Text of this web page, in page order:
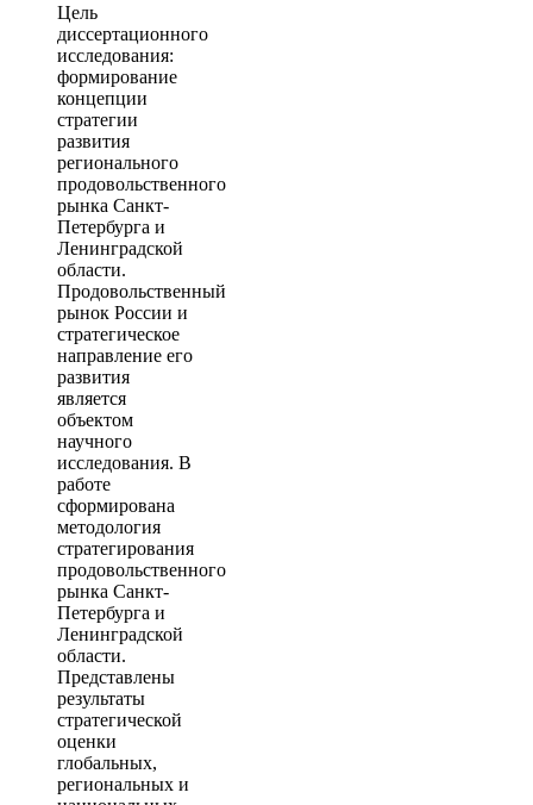
Цель
диссертационного
исследования:
формирование
концепции
стратегии
развития
регионального
продовольственного
рынка Санкт-
Петербурга и
Ленинградской
области.
Продовольственный
рынок России и
стратегическое
направление его
развития
является
объектом
научного
исследования. В
работе
сформирована
методология
стратегирования
продовольственного
рынка Санкт-
Петербурга и
Ленинградской
области.
Представлены
результаты
стратегической
оценки
глобальных,
региональных и